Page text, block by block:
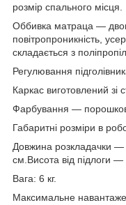
розмір спального місця.
Оббивка матраца —
повітропроникність,
складається з
Регулювання
Каркас виготовлений зі
Фарбування —
Габаритні розміри в
Довжина розкладачки
см.Висота від підлоги —
Вага: 6 кг.
Максимальне